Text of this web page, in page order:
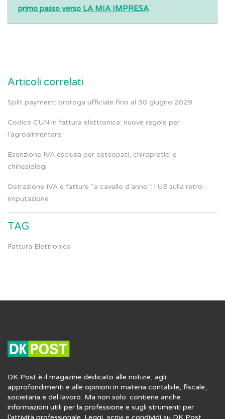
primo passo verso LA MIA IMPRESA
Articoli correlati
Split payment: proroga ufficiale fino al 30 giugno 2029
Codice CUN in fattura elettronica: nuove regole per
l’agroalimentare
Esenzione IVA esclusa per osteopati, chiropratici e
chinesiologi
Detrazione IVA e fatture “a cavallo d’anno”: l’UE sulla retro-
imputazione
TAG
Fattura Elettronica
DK Post è il magazine dedicato alle notizie, agli
approfondimenti e alle opinioni in materia contabile, fiscale,
societaria e del lavoro. Ma non solo: contiene anche
informazioni utili per la professione e sugli strumenti per